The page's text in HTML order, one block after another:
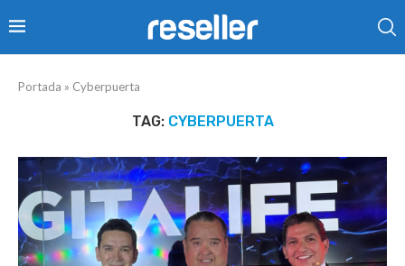
Portada » Cyberpuerta
TAG: CYBERPUERTA